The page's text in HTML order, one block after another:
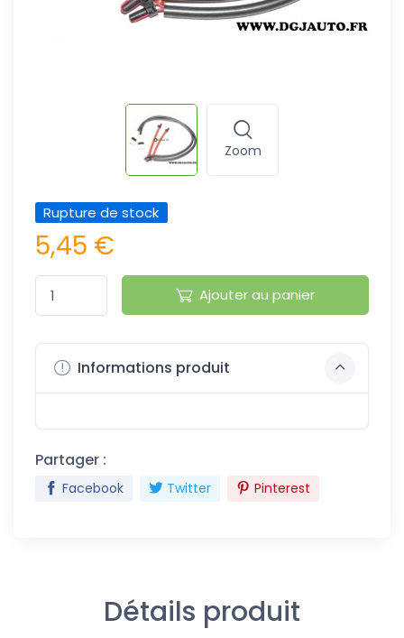
Zoom
Rupture de stock
5,45 €
Ajouter au panier
Informations produit
Partager :
Facebook Twitter Pinterest
Détails produit